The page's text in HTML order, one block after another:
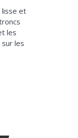
lisse et
les
les